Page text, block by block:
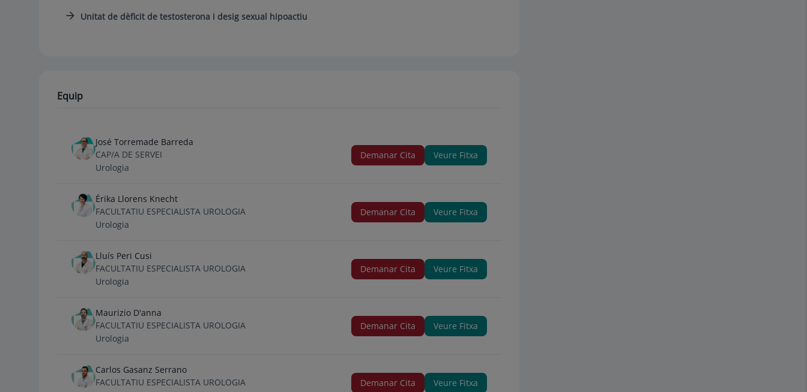
Unitat de dèficit de testosterona i desig sexual hipoactiu
Equip
José Torremade Barreda
CAP/A DE SERVEI
Urologia
Demanar Cita Veure Fitxa
Érika Llorens Knecht
FACULTATIU ESPECIALISTA UROLOGIA
Urologia
Demanar Cita Veure Fitxa
Lluís Peri Cusi
FACULTATIU ESPECIALISTA UROLOGIA
Urologia
Demanar Cita Veure Fitxa
Maurizio D'anna
FACULTATIU ESPECIALISTA UROLOGIA
Urologia
Demanar Cita Veure Fitxa
Carlos Gasanz Serrano
FACULTATIU ESPECIALISTA UROLOGIA
Demanar Cita Veure Fitxa